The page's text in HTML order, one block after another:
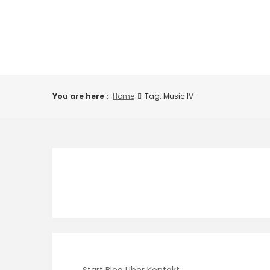
You are here : Home Tag: Music IV